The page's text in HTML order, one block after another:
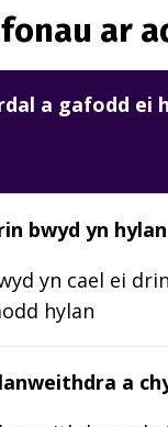
ar
a gafodd ei
bwyd yn hylan
yn cael ei
hylan
a